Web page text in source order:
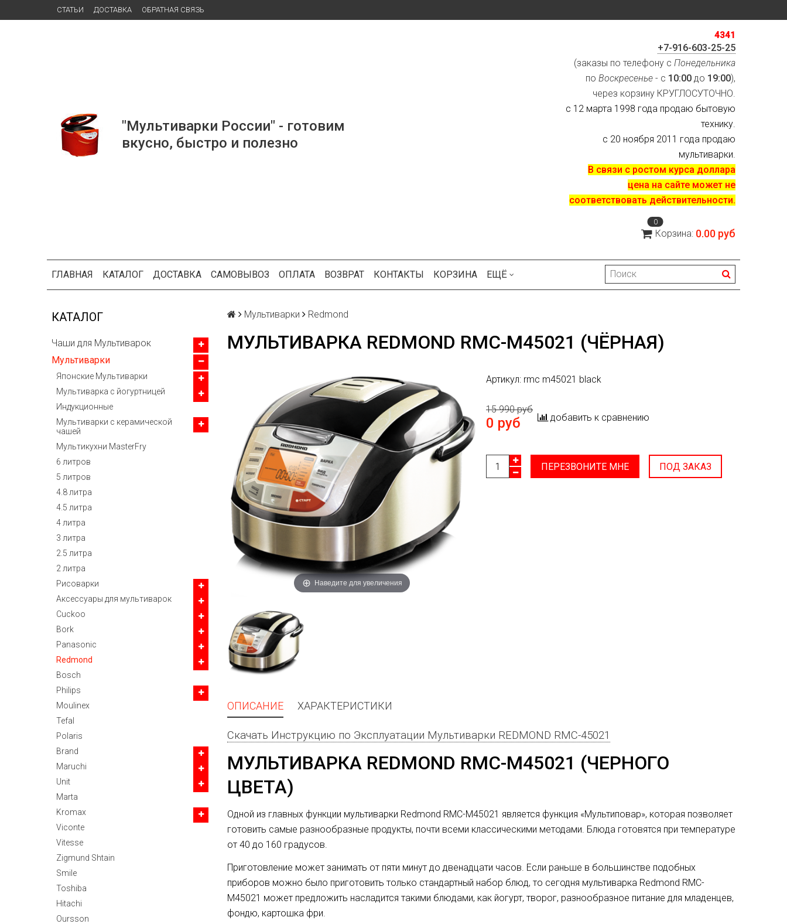
СТАТЬИ ДОСТАВКА ОБРАТНАЯ СВЯЗЬ
"Мультиварки России" - готовим
вкусно, быстро и полезно
4341
+7-916-603-25-25
(заказы по телефону с Понедельника
по Воскресенье - с 10:00 до 19:00),
через корзину КРУГЛОСУТОЧНО.
с 12 марта 1998 года продаю бытовую
технику.
с 20 ноября 2011 года продаю
мультиварки.
В связи с ростом курса доллара
цена на сайте может не
соответствовать действительности.
0
Корзина: 0.00 руб
ГЛАВНАЯ КАТАЛОГ ДОСТАВКА САМОВЫВОЗ ОПЛАТА ВОЗВРАТ КОНТАКТЫ КОРЗИНА ЕЩЁ
КАТАЛОГ
Чаши для Мультиварок
Мультиварки
Японские Мультиварки
Мультиварка с йогуртницей
Индукционные
Мультиварки с керамической
чашей
Мультикухни MasterFry
6 литров
5 литров
4.8 литра
4.5 литра
4 литра
3 литра
2.5 литра
2 литра
Рисоварки
Аксессуары для мультиварок
Cuckoo
Bork
Panasonic
Redmond
Bosch
Philips
Moulinex
Tefal
Polaris
Brand
Maruchi
Unit
Marta
Kromax
Viconte
Vitesse
Zigmund Shtain
Smile
Toshiba
Hitachi
Oursson
Мультиварки Redmond
МУЛЬТИВАРКА REDMOND RMC-M45021 (ЧЁРНАЯ)
Наведите для увеличения
Артикул: rmc m45021 black
15 990 руб
0 руб добавить к сравнению
ПЕРЕЗВОНИТЕ МНЕ ПОД ЗАКАЗ
ОПИСАНИЕ ХАРАКТЕРИСТИКИ
Скачать Инструкцию по Эксплуатации Мультиварки REDMOND RMC-45021
МУЛЬТИВАРКА REDMOND RMC-M45021 (ЧЕРНОГО
ЦВЕТА)
Одной из главных функции мультиварки Redmond RMC-M45021 является функция «Мультиповар», которая позволяет
готовить самые разнообразные продукты, почти всеми классическими методами. Блюда готовятся при температуре
от 40 до 160 градусов.
Приготовление может занимать от пяти минут до двенадцати часов. Если раньше в большинстве подобных
приборов можно было приготовить только стандартный набор блюд, то сегодня мультиварка Redmond RMC-
M45021 может предложить насладится такими блюдами, как йогурт, творог, разнообразное питание для младенцев,
фондю, картошка фри.